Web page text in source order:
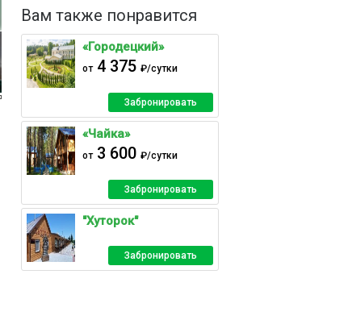
Вам также понравится
«Городецкий»
от4 375 ₽/сутки
Забронировать
«Чайка»
от3 600 ₽/сутки
Забронировать
"Хуторок"
Забронировать